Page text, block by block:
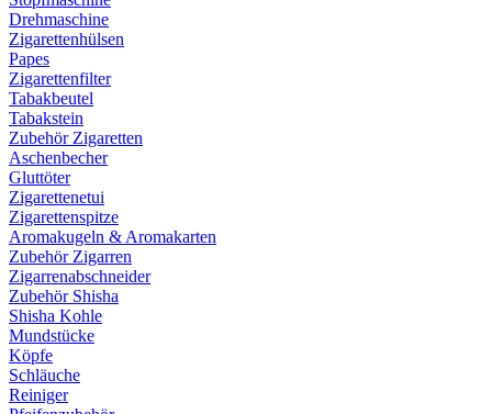
Drehmaschine
Zigarettenhülsen
Papes
Zigarettenfilter
Tabakbeutel
Tabakstein
Zubehör Zigaretten
Aschenbecher
Gluttöter
Zigarettenetui
Zigarettenspitze
Aromakugeln & Aromakarten
Zubehör Zigarren
Zigarrenabschneider
Zubehör Shisha
Shisha Kohle
Mundstücke
Köpfe
Schläuche
Reiniger